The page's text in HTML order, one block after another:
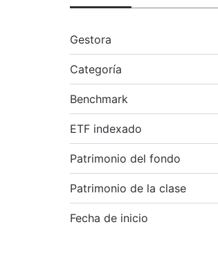
Gestora
Categoría
Benchmark
ETF indexado
Patrimonio del fondo
Patrimonio de la clase
Fecha de inicio